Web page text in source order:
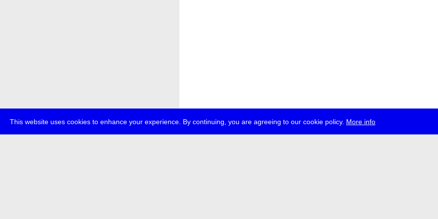
This website uses cookies to enhance your experience. By continuing, you are agreeing to our cookie policy. More info